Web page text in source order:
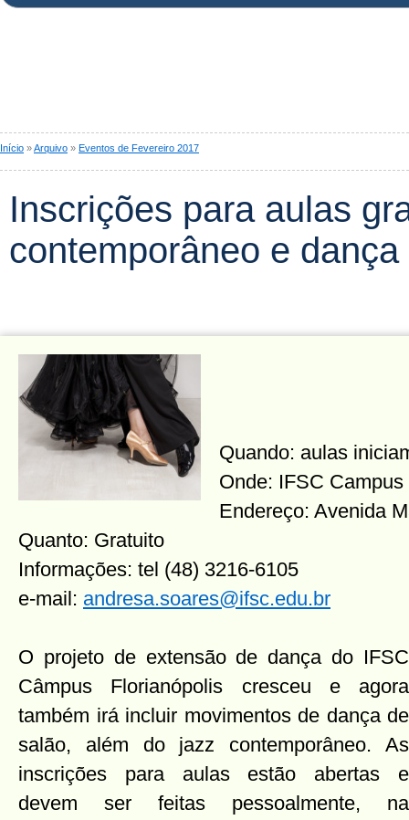
Início »Arquivo » Eventos de Fevereiro 2017
Inscrições para aulas
contemporâneo e
Quando: aulas
Onde: IFSC
Endereço: Avenida
Quanto: Gratuito
Informações: tel (48) 3216-6105
e-mail: andresa.soares@ifsc.edu.br
O projeto de extensão de dança do IFSC
Câmpus Florianópolis cresceu e agora
também irá incluir movimentos de dança de
salão, além do jazz contemporâneo. As
inscrições para aulas estão abertas e
devem ser feitas pessoalmente, na